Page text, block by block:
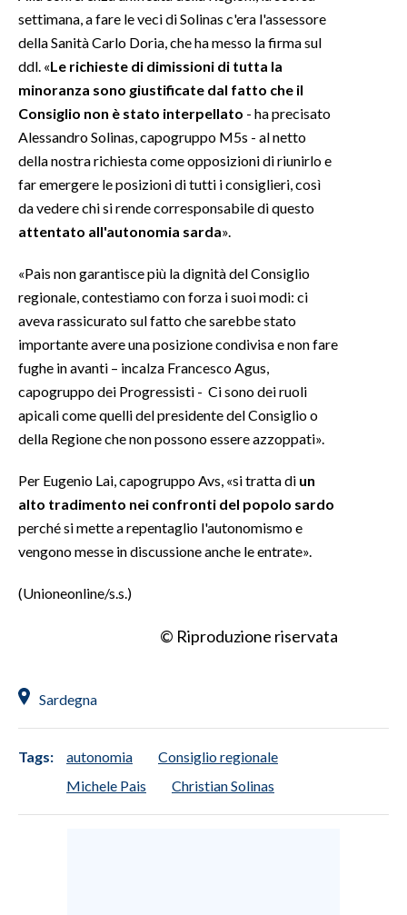
settimana, a fare le veci di Solinas c'era l'assessore
della Sanità Carlo Doria, che ha messo la firma sul
ddl. «Le richieste di dimissioni di tutta la
minoranza sono giustificate dal fatto che il
Consiglio non è stato interpellato - ha precisato
Alessandro Solinas, capogruppo M5s - al netto
della nostra richiesta come opposizioni di riunirlo e
far emergere le posizioni di tutti i consiglieri, così
da vedere chi si rende corresponsabile di questo
attentato all'autonomia sarda».
«Pais non garantisce più la dignità del Consiglio
regionale, contestiamo con forza i suoi modi: ci
aveva rassicurato sul fatto che sarebbe stato
importante avere una posizione condivisa e non fare
fughe in avanti – incalza Francesco Agus,
capogruppo dei Progressisti - Ci sono dei ruoli
apicali come quelli del presidente del Consiglio o
della Regione che non possono essere azzoppati».
Per Eugenio Lai, capogruppo Avs, «si tratta di un
alto tradimento nei confronti del popolo sardo
perché si mette a repentaglio l'autonomismo e
vengono messe in discussione anche le entrate».
(Unioneonline/s.s.)
© Riproduzione riservata
Sardegna
Tags: autonomia
Consiglio regionale
Michele Pais
Christian Solinas